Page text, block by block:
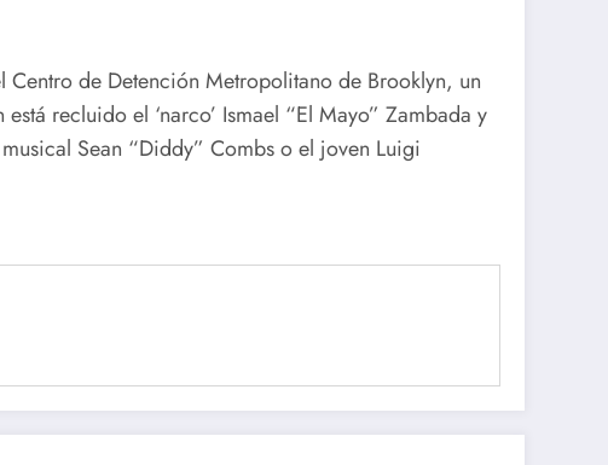
de Detención Metropolitano de Brooklyn, un
recluido el ‘narco’ Ismael “El Mayo” Zambada y
Sean “Diddy” Combs o el joven Luigi